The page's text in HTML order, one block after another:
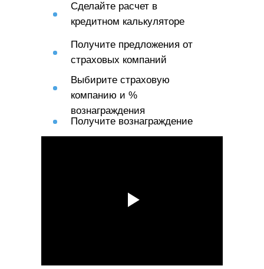
клиентов.
Сделайте расчет в
кредитном калькуляторе
Получите предложения от
страховых компаний
Выбирите страховую
компанию и %
вознаграждения
Получите вознаграждение